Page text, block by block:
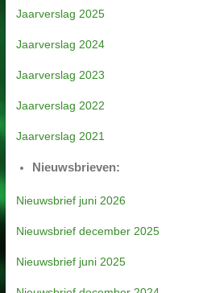
Jaarverslag 2025
Jaarverslag 2024
Jaarverslag 2023
Jaarverslag 2022
Jaarverslag 2021
Nieuwsbrieven:
Nieuwsbrief juni 2026
Nieuwsbrief december 2025
Nieuwsbrief juni 2025